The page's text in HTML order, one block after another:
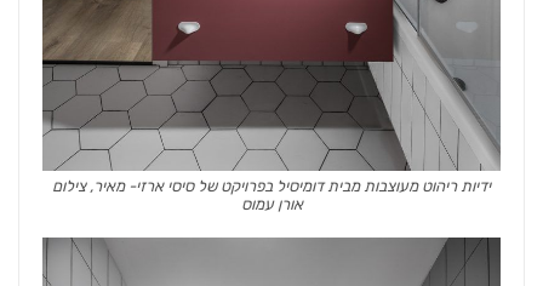
ידיות ריהוט מעוצבות מבית דומיסיל בפרויקט של סיסי ארזי- מאיר, צילום
אורן עמוס